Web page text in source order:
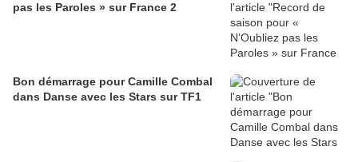
pas les Paroles » sur France 2
Bon démarrage pour Camille Combal
dans Danse avec les Stars sur TF1